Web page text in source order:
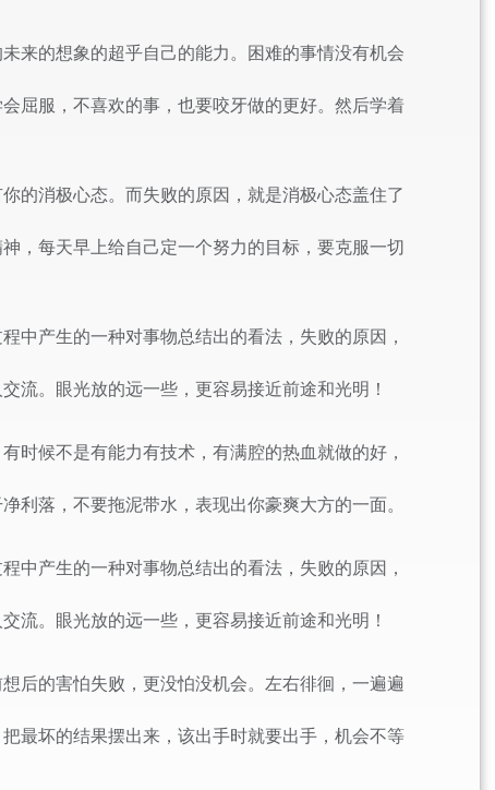
的想象的超乎自己的能力。困难的事情没有机会
屈服，不喜欢的事，也要咬牙做的更好。然后学着
消极心态。而失败的原因，就是消极心态盖住了
，每天早上给自己定一个努力的目标，要克服一切
产生的一种对事物总结出的看法，失败的原因，
流。眼光放的远一些，更容易接近前途和光明！
候不是有能力有技术，有满腔的热血就做的好，
利落，不要拖泥带水，表现出你豪爽大方的一面。
产生的一种对事物总结出的看法，失败的原因，
流。眼光放的远一些，更容易接近前途和光明！
的害怕失败，更没怕没机会。左右徘徊，一遍遍
最坏的结果摆出来，该出手时就要出手，机会不等